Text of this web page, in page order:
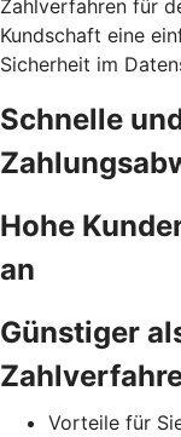
Zahlverfahren für
Kundschaft eine
Sicherheit im
Schnelle
Hohe
an
Günstiger
Vorteile für